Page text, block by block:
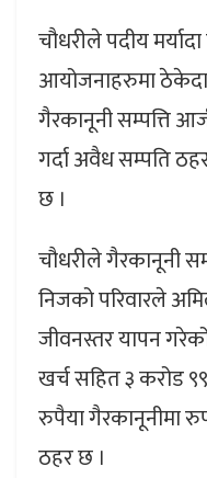
चौधरीले पदीय
आयोजनाहरुमा
गैरकानूनी सम्पत्ति
गर्दा अवैध सम्पति
छ ।
चौधरीले गैरकानूनी
निजको परिवारले
जीवनस्तर यापन
खर्च सहित ३ करोड
रुपैया गैरकानूनीमा
ठहर छ ।